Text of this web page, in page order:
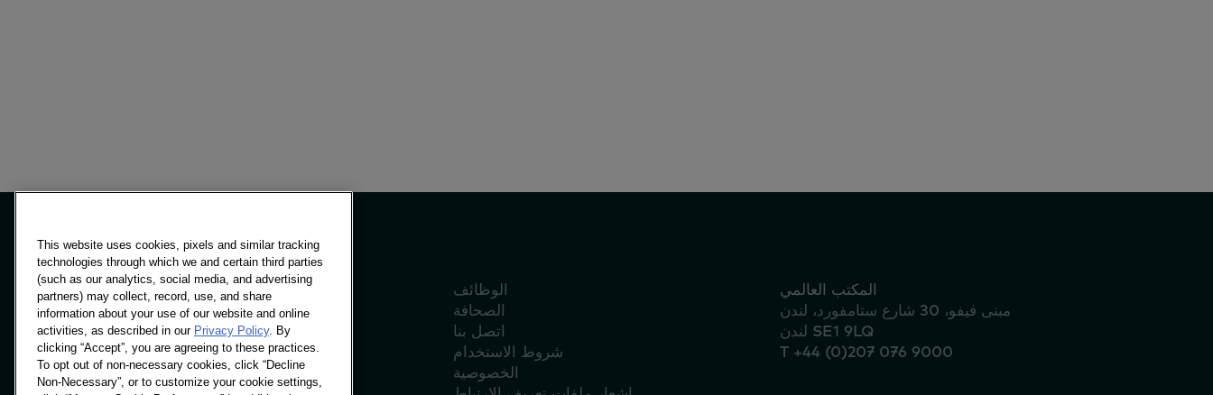
الندوات والحلول
رؤى
المواقع
الوظائف
الصحافة
اتصل بنا
شروط الاستخدام
الخصوصية
المكتب العالمي
مبنى فيفو، 30 شارع ستامفورد، لندن
لندن SE1 9LQ
T +44 (0)207 076 9000
This website uses cookies, pixels and similar tracking
technologies through which we and certain third parties
(such as our analytics, social media, and advertising
partners) may collect, record, use, and share
information about your use of our website and online
activities, as described in our Privacy Policy. By
clicking “Accept”, you are agreeing to these practices.
To opt out of non-necessary cookies, click “Decline
Non-Necessary”, or to customize your cookie settings,